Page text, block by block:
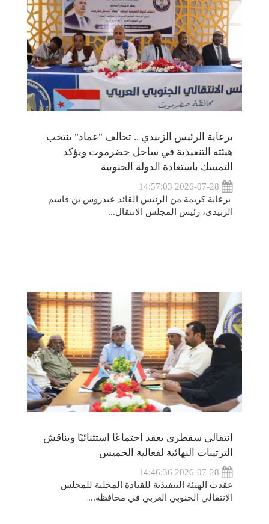
برعاية الرئيس الزبيدي .. تحالف "عماد" ينتخب
هيئته التنفيذية في ساحل حضرموت ويؤكد
التمسك باستعادة الدولة الجنوبية
برعاية كريمة من الرئيس القائد عيدروس بن قاسم
الزبيدي، رئيس المجلس الانتقال...
انتقالي سقطرى يعقد اجتماعًا استثنائيًا ويناقش
الترتيبات النهائية لفعالية الخميس
عقدت الهيئة التنفيذية للقيادة المحلية للمجلس
الانتقالي الجنوبي العربي في محافظة...